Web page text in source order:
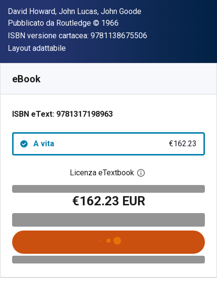
Autore(i)
David Howard, John Lucas, John Goode
Editore
Pubblicato da Routledge Copyright
© 1966
ISBN versione cartacea: 9781138675506
Formato
Layout adattabile
eBook
ISBN eText: 9781317198963
A vita €162.23
Licenza eTextbook Apri la finestra di
€162.23 EUR